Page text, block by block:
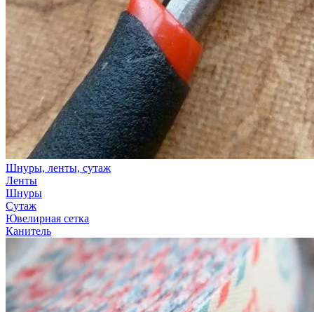
Шнуры, ленты, сутаж
Ленты
Шнуры
Сутаж
Ювелирная сетка
Канитель